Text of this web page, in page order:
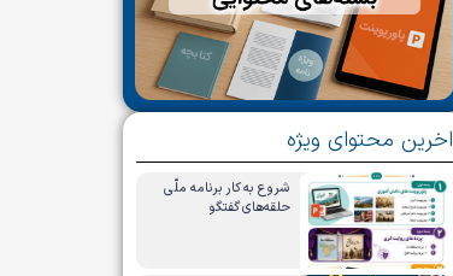
اخرین محتوای ویژه
شروع به کار برنامه ملّی
حلقه‌های گفتگو